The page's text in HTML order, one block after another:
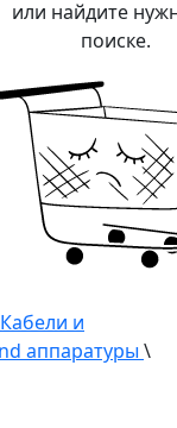
или найдите
поиске.
Кабели и
аппаратуры \